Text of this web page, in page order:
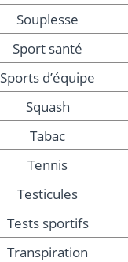
Souplesse
Sport santé
Sports d’équipe
Squash
Tabac
Tennis
Testicules
Tests sportifs
Transpiration